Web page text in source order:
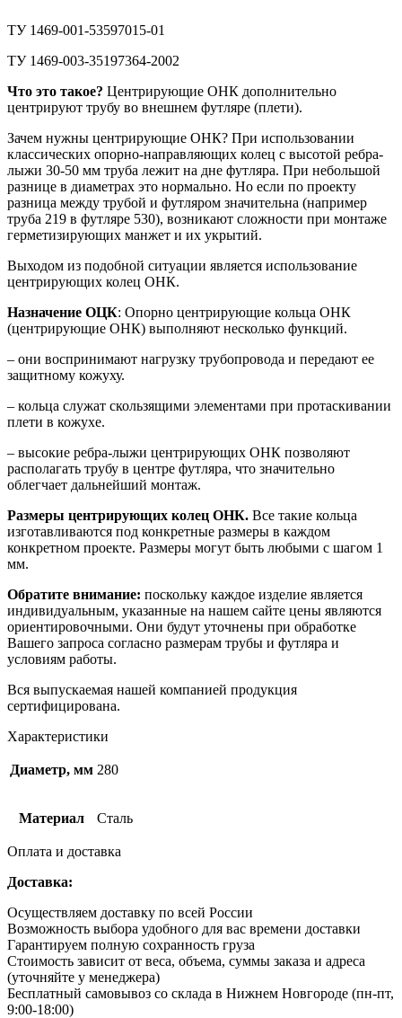
ТУ 1469-001-53597015-01
ТУ 1469-003-35197364-2002
Что это такое? Центрирующие ОНК дополнительно
центрируют трубу во внешнем футляре (плети).
Зачем нужны центрирующие ОНК? При использовании
классических опорно-направляющих колец с высотой ребра-
лыжи 30-50 мм труба лежит на дне футляра. При небольшой
разнице в диаметрах это нормально. Но если по проекту
разница между трубой и футляром значительна (например
труба 219 в футляре 530), возникают сложности при монтаже
герметизирующих манжет и их укрытий.
Выходом из подобной ситуации является использование
центрирующих колец ОНК.
Назначение ОЦК: Опорно центрирующие кольца ОНК
(центрирующие ОНК) выполняют несколько функций.
– они воспринимают нагрузку трубопровода и передают ее
защитному кожуху.
– кольца служат скользящими элементами при протаскивании
плети в кожухе.
– высокие ребра-лыжи центрирующих ОНК позволяют
располагать трубу в центре футляра, что значительно
облегчает дальнейший монтаж.
Размеры центрирующих колец ОНК. Все такие кольца
изготавливаются под конкретные размеры в каждом
конкретном проекте. Размеры могут быть любыми с шагом 1
мм.
Обратите внимание: поскольку каждое изделие является
индивидуальным, указанные на нашем сайте цены являются
ориентировочными. Они будут уточнены при обработке
Вашего запроса согласно размерам трубы и футляра и
условиям работы.
Вся выпускаемая нашей компанией продукция
сертифицирована.
Характеристики
Диаметр, мм 280
Материал Сталь
Оплата и доставка
Доставка:
Осуществляем доставку по всей России
Возможность выбора удобного для вас времени доставки
Гарантируем полную сохранность груза
Стоимость зависит от веса, объема, суммы заказа и адреса
(уточняйте у менеджера)
Бесплатный самовывоз со склада в Нижнем Новгороде (пн-пт,
9:00-18:00)